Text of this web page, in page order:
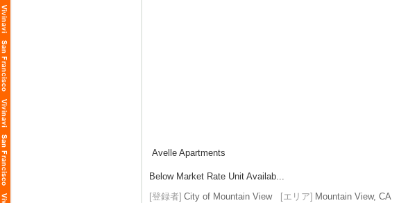
Avelle Apartments
Below Market Rate Unit Availab...
[登録者] City of Mountain View [エリア] Mountain View, CA